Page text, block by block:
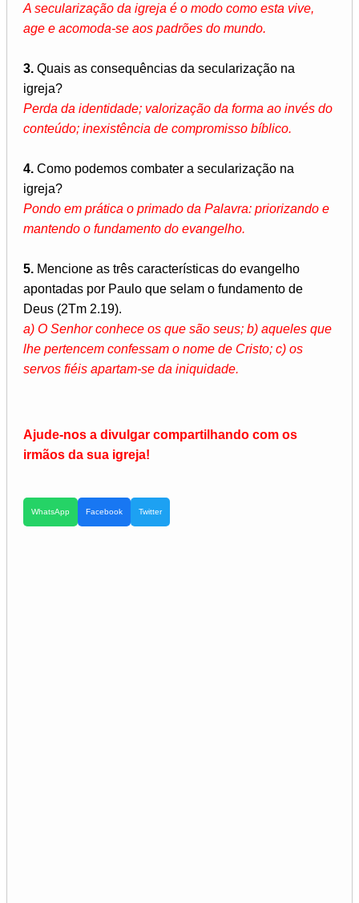
A secularização da igreja é o modo como esta vive,
age e acomoda-se aos padrões do mundo.
3. Quais as consequências da secularização na
igreja?
Perda da identidade; valorização da forma ao invés do
conteúdo; inexistência de compromisso bíblico.
4. Como podemos combater a secularização na
igreja?
Pondo em prática o primado da Palavra: priorizando e
mantendo o fundamento do evangelho.
5. Mencione as três características do evangelho
apontadas por Paulo que selam o fundamento de
Deus (2Tm 2.19).
a) O Senhor conhece os que são seus; b) aqueles que
lhe pertencem confessam o nome de Cristo; c) os
servos fiéis apartam-se da iniquidade.
Ajude-nos a divulgar compartilhando com os
irmãos da sua igreja!
WhatsApp Facebook Twitter